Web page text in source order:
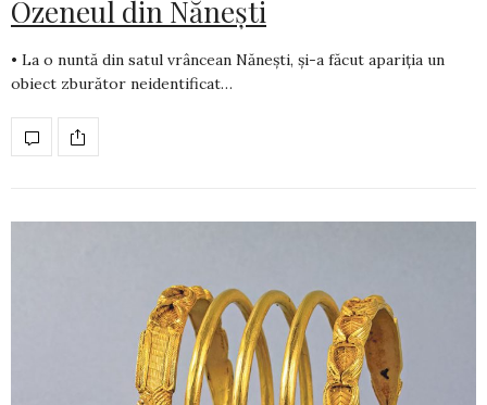
Ozeneul din Nănești
• La o nuntă din satul vrâncean Nănești, și-a făcut apariția un
obiect zburător neidentificat…